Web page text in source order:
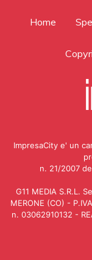
Home
ImpresaCity e' un
n. 21/2007
G11 MEDIA S.R.L.
MERONE (CO) -
n. 03062910132 -